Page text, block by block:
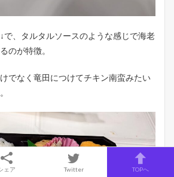
で、タルタルソースのような感じで海老
のが特徴。
でなく竜田につけてチキン南蛮みたい
ェア Twitter TOPへ